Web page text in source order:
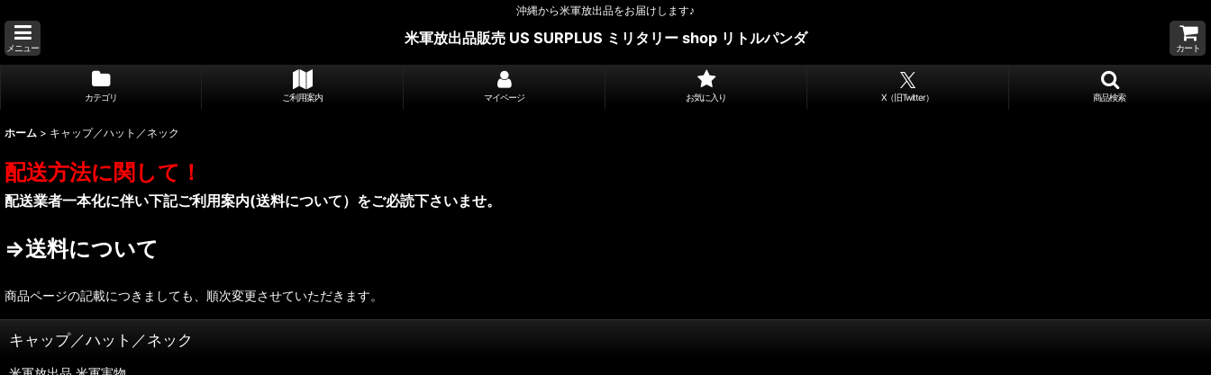
沖縄から米軍放出品をお届けします♪
メニュー
米軍放出品販売 US SURPLUS ミリタリー shop リトルパンダ
カート
カテゴリ ご利用案内 マイページ お気に入り X（旧Twitter） 商品検索
ホーム > キャップ／ハット／ネック
配送方法に関して！
配送業者一本化に伴い下記ご利用案内(送料について）をご必読下さいませ。
⇒送料について
商品ページの記載につきましても、順次変更させていただきます。
キャップ／ハット／ネック